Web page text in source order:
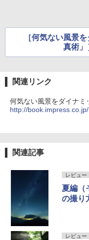
［何気ない風景
真術」
関連リンク
何気ない風景をダイナミ
http://
関連記事
レビュー
夏編（
の撮り
レビュー